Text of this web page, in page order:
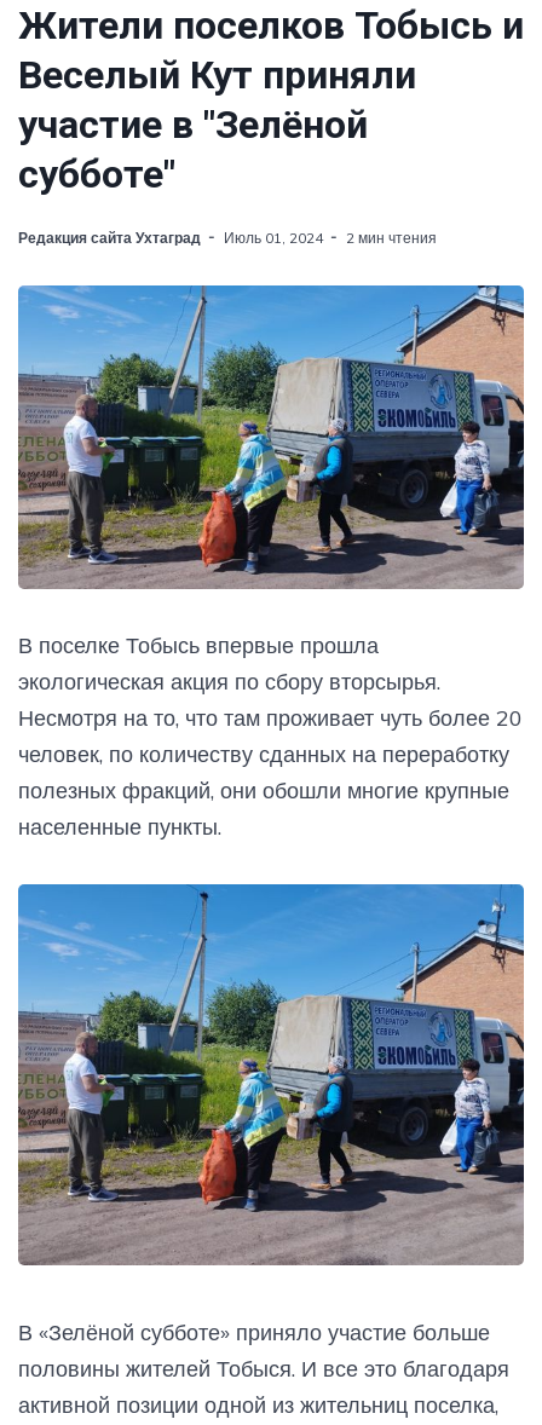
Жители поселков Тобысь и
Веселый Кут приняли
участие в "Зелёной
субботе"
Редакция сайта Ухтаград Июль 01, 2024 2 мин чтения
В поселке Тобысь впервые прошла
экологическая акция по сбору вторсырья.
Несмотря на то, что там проживает чуть более 20
человек, по количеству сданных на переработку
полезных фракций, они обошли многие крупные
населенные пункты.
В «Зелёной субботе» приняло участие больше
половины жителей Тобыся. И все это благодаря
активной позиции одной из жительниц поселка,